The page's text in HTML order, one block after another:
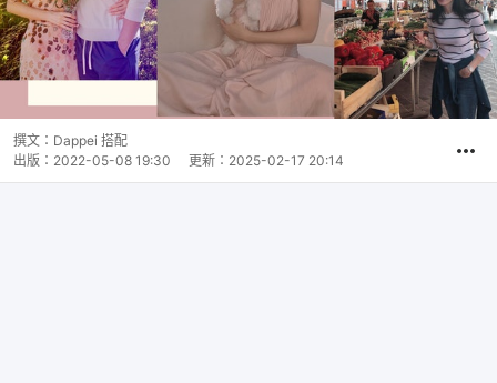
撰文： Dappei 搭配
出版： 2022-05-08 19:30 更新： 2025-02-17 20:14